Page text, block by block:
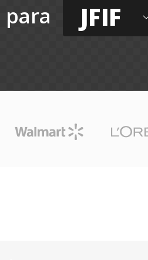
para JFIF